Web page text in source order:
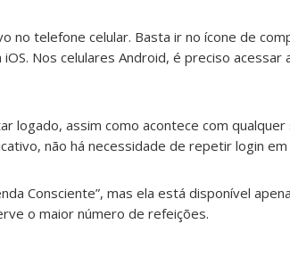
no telefone celular. Basta ir no ícone de
Nos celulares Android, é preciso acessar
logado, assim como acontece com qualquer
não há necessidade de repetir login em
Consciente”, mas ela está disponível
o maior número de refeições.